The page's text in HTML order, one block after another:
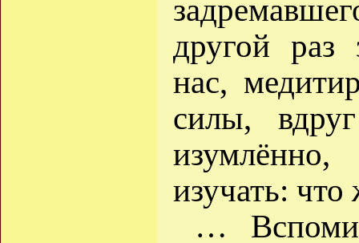
другой раз
нас,
силы,
изучать:
…